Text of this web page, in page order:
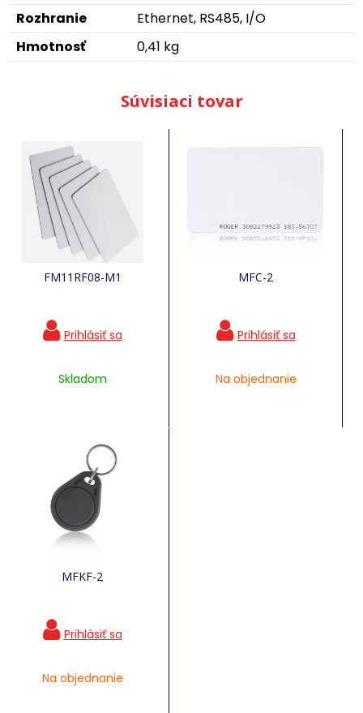
Rozhranie
Ethernet, RS485, I/O
Hmotnosť
0,41 kg
Súvisiaci tovar
FM11RF08-M1
Skladom
MFC-2
Na objednanie
MFKF-2
Na objednanie